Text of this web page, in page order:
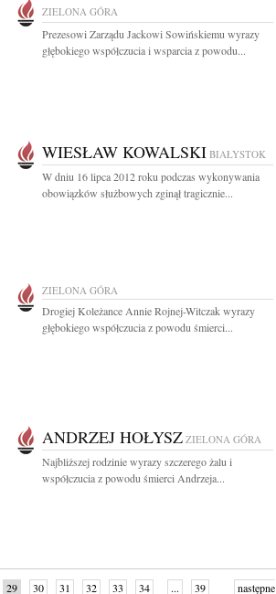
ZIELONA GÓRA
Prezesowi Zarządu Jackowi Sowińskiemu wyrazy
głębokiego współczucia i wsparcia z powodu...
WIESŁAW KOWALSKI BIAŁYSTOK
W dniu 16 lipca 2012 roku podczas wykonywania
obowiązków służbowych zginął tragicznie...
ZIELONA GÓRA
Drogiej Koleżance Annie Rojnej-Witczak wyrazy
głębokiego współczucia z powodu śmierci...
ANDRZEJ HOŁYSZ ZIELONA GÓRA
Najbliższej rodzinie wyrazy szczerego żalu i
współczucia z powodu śmierci Andrzeja...
29 30 31 32 33 34 ... 39 następne